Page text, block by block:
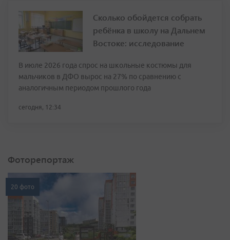
Сколько обойдется собрать
ребёнка в школу на Дальнем
Востоке: исследование
В июле 2026 года спрос на школьные костюмы для
мальчиков в ДФО вырос на 27% по сравнению с
аналогичным периодом прошлого года
сегодня, 12:34
Фоторепортаж
20 фото